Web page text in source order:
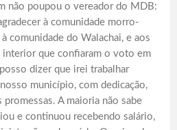
não poupou o vereador do MDB:
à comunidade morro-
comunidade do Walachai, e aos
que confiaram o voto em
dizer que irei trabalhar
município, com dedicação,
promessas. A maioria não sabe
e continuou recebendo salário,